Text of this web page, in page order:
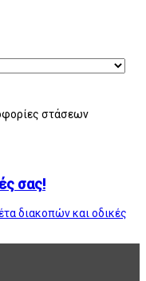
στάσεων
σας!
διακοπών και οδικές